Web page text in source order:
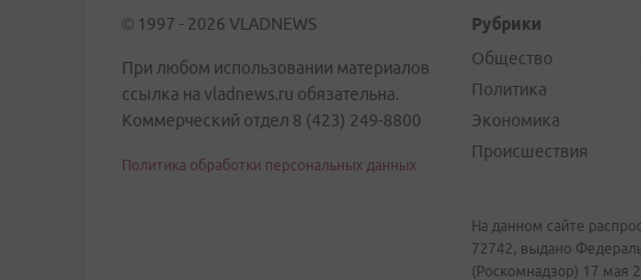
© 1997 - 2026 VLADNEWS
При любом использовании материалов
ссылка на vladnews.ru обязательна.
Коммерческий отдел 8 (423) 249-8800
Политика обработки персональных данных
Рубрики
Общество
Политика
Экономика
Происшествия
На данном сайте
72742, выдано
(Роскомнадзор) 17 мая